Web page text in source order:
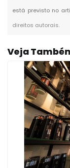
está previsto no
direitos autorais.
Veja